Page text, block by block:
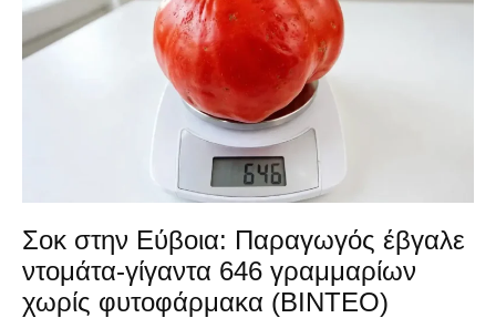
Σοκ στην Εύβοια: Παραγωγός έβγαλε
ντομάτα-γίγαντα 646 γραμμαρίων
χωρίς φυτοφάρμακα (ΒΙΝΤΕΟ)